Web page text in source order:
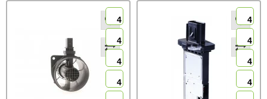
4
4
4
4
4
4
4
4